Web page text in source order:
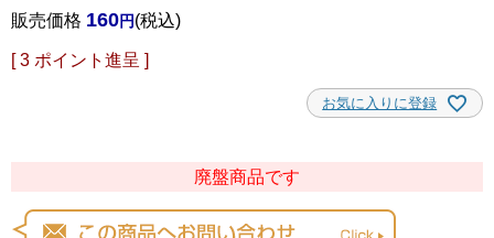
販売価格 160 税込
[ 3 ポイント進呈 ]
お気に入りに登録
廃盤商品です